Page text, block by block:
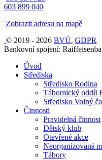
603 899 040
Zobrazit adresu na mapě
© 2019 - 2026 BVÚ, GDPR
Bankovní spojení:
Úvod
Střediska
Středisko Rodina
Tábornický oddíl
Středisko Volný
Činnosti
Pravidelná činnost
Dětský klub
Otevřené akce
Neorganizovaná
Tábory